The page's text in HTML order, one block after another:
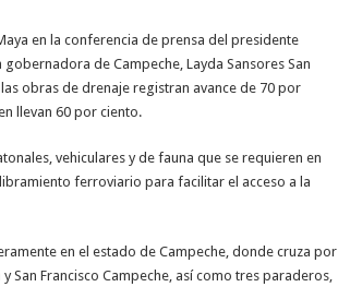
en la conferencia de prensa del presidente
de Campeche, Layda Sansores San
obras de drenaje registran avance de 70 por
llevan 60 por ciento.
vehiculares y de fauna que se requieren en
ferroviario para facilitar el acceso a la
en el estado de Campeche, donde cruza por
San Francisco Campeche, así como tres paraderos,